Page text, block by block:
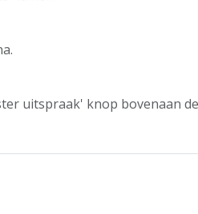
uitspraak' knop bovenaan